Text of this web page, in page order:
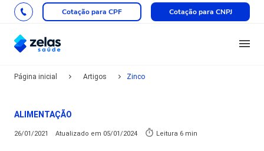
Cotação para CPF Cotação para CNPJ
Página inicial Artigos Zinco
ALIMENTAÇÃO
26/01/2021 Atualizado em 05/01/2024 Leitura 6 min